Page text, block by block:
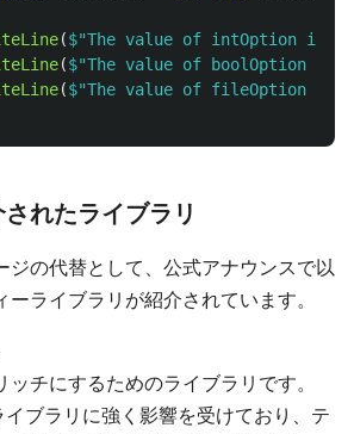
($"The value of intOption is:
($"The value of boolOption is:
($"The value of fileOption is:
れたライブラリ
ジの代替として、公式アナウンスで以
ライブラリが紹介されています。
ッチにするためのライブラリです。
イブラリに強く影響を受けており、テ